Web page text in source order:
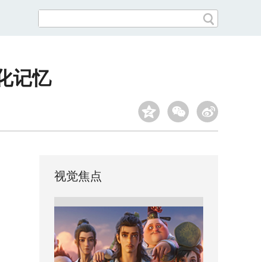
记忆
视觉焦点